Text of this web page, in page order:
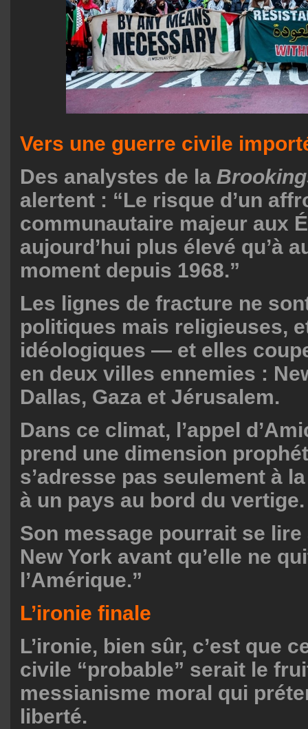
Vers une guerre civile
Des analystes de la
alertent : “Le risque d’un
communautaire majeur aux
aujourd’hui plus élevé qu’à
moment depuis 1968.”
Les lignes de fracture ne
politiques mais religieuses,
idéologiques — et elles
en deux villes ennemies :
Dallas, Gaza et Jérusalem.
Dans ce climat, l’appel
prend une dimension
s’adresse pas seulement à
à un pays au bord du vertige.
Son message pourrait se lire
New York avant qu’elle ne
l’Amérique.”
L’ironie finale
L’ironie, bien sûr, c’est que
civile “probable” serait le
messianisme moral qui
liberté.